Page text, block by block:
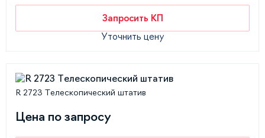
Запросить КП
Уточнить цену
R 2723 Телескопический штатив
Цена по запросу